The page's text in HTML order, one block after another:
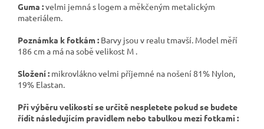
Guma :velmi jemná s logem a měkčeným metalickým
materiálem.
Poznámka k fotkám : Barvy jsou v realu tmavší. Model měří
186 cm a má na sobě velikost M .
Složení : mikrovlákno velmi příjemné na nošení 81% Nylon,
19% Elastan.
Při výběru velikostí se určitě nespletete pokud se budete
řídit následujícím pravidlem nebo tabulkou mezi fotkami :